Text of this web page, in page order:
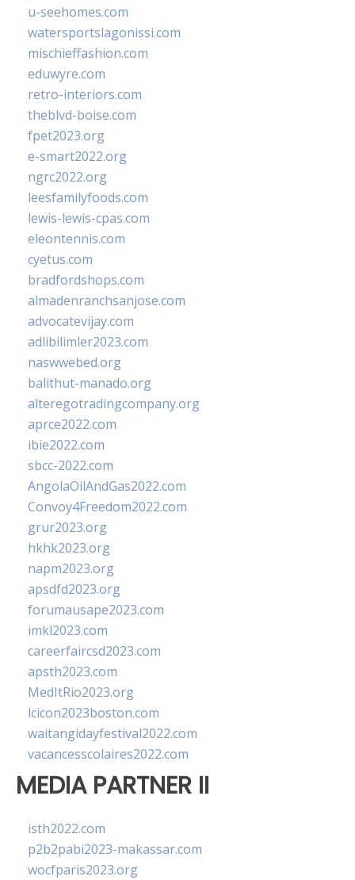
u-seehomes.com
watersportslagonissi.com
mischieffashion.com
eduwyre.com
retro-interiors.com
theblvd-boise.com
fpet2023.org
e-smart2022.org
ngrc2022.org
leesfamilyfoods.com
lewis-lewis-cpas.com
eleontennis.com
cyetus.com
bradfordshops.com
almadenranchsanjose.com
advocatevijay.com
adlibilimler2023.com
naswwebed.org
balithut-manado.org
alteregotradingcompany.org
aprce2022.com
ibie2022.com
sbcc-2022.com
AngolaOilAndGas2022.com
Convoy4Freedom2022.com
grur2023.org
hkhk2023.org
napm2023.org
apsdfd2023.org
forumausape2023.com
imkl2023.com
careerfaircsd2023.com
apsth2023.com
MedItRio2023.org
lcicon2023boston.com
waitangidayfestival2022.com
vacancesscolaires2022.com
MEDIA PARTNER II
isth2022.com
p2b2pabi2023-makassar.com
wocfparis2023.org